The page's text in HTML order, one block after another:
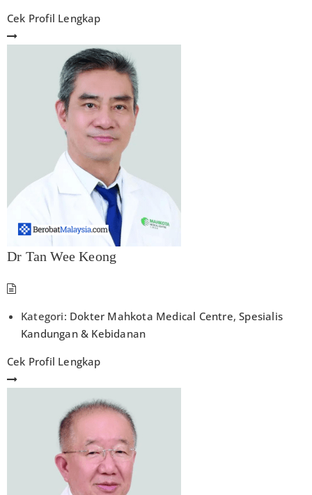
Cek Profil Lengkap
Dr Tan Wee Keong
Kategori: Dokter Mahkota Medical Centre,Spesialis
Kandungan & Kebidanan
Cek Profil Lengkap